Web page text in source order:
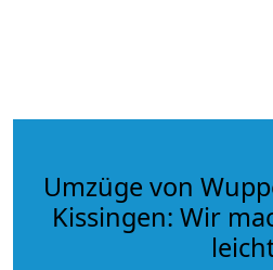
Umzüge von
Kissingen: Wir